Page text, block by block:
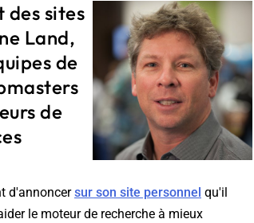
des sites
Land,
de
de
d'annoncersur son site personnel qu'il
le moteur de recherche à mieux